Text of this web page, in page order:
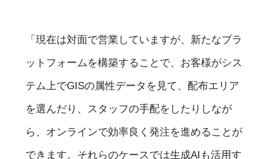
「現在は対面で営業していますが、新たなプラ
ットフォームを構築することで、お客様がシス
テム上でGISの属性データを見て、配布エリア
を選んだり、スタッフの手配をしたりしなが
ら、オンラインで効率良く発注を進めることが
できます。それらのケースでは生成AIも活用す